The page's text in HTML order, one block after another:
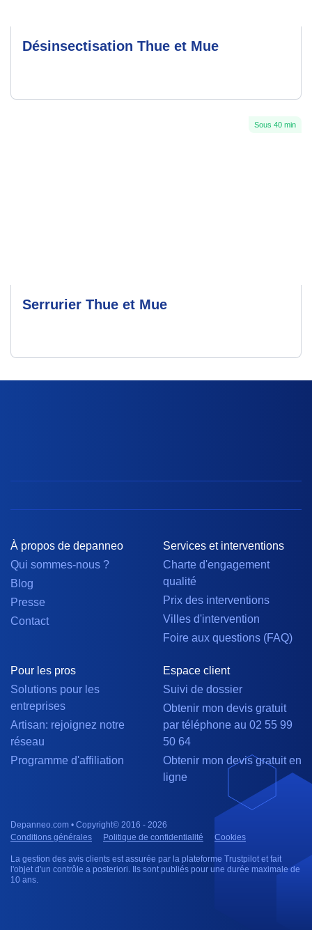
Désinsectisation Thue et Mue
Sous 40 min
Serrurier Thue et Mue
À propos de depanneo
Qui sommes-nous ?
Blog
Presse
Contact
Services et interventions
Charte d'engagement
qualité
Prix des interventions
Villes d'intervention
Foire aux questions (FAQ)
Pour les pros
Solutions pour les
entreprises
Artisan: rejoignez notre
réseau
Programme d'affiliation
Espace client
Suivi de dossier
Obtenir mon devis gratuit
par téléphone au 02 55 99
50 64
Obtenir mon devis gratuit en
ligne
Depanneo.com • Copyright© 2016 - 2026
Conditions générales
Politique de confidentialité Cookies
La gestion des avis clients est assurée par la plateforme Trustpilot et fait
l'objet d'un contrôle a posteriori. Ils sont publiés pour une durée maximale de
10 ans.